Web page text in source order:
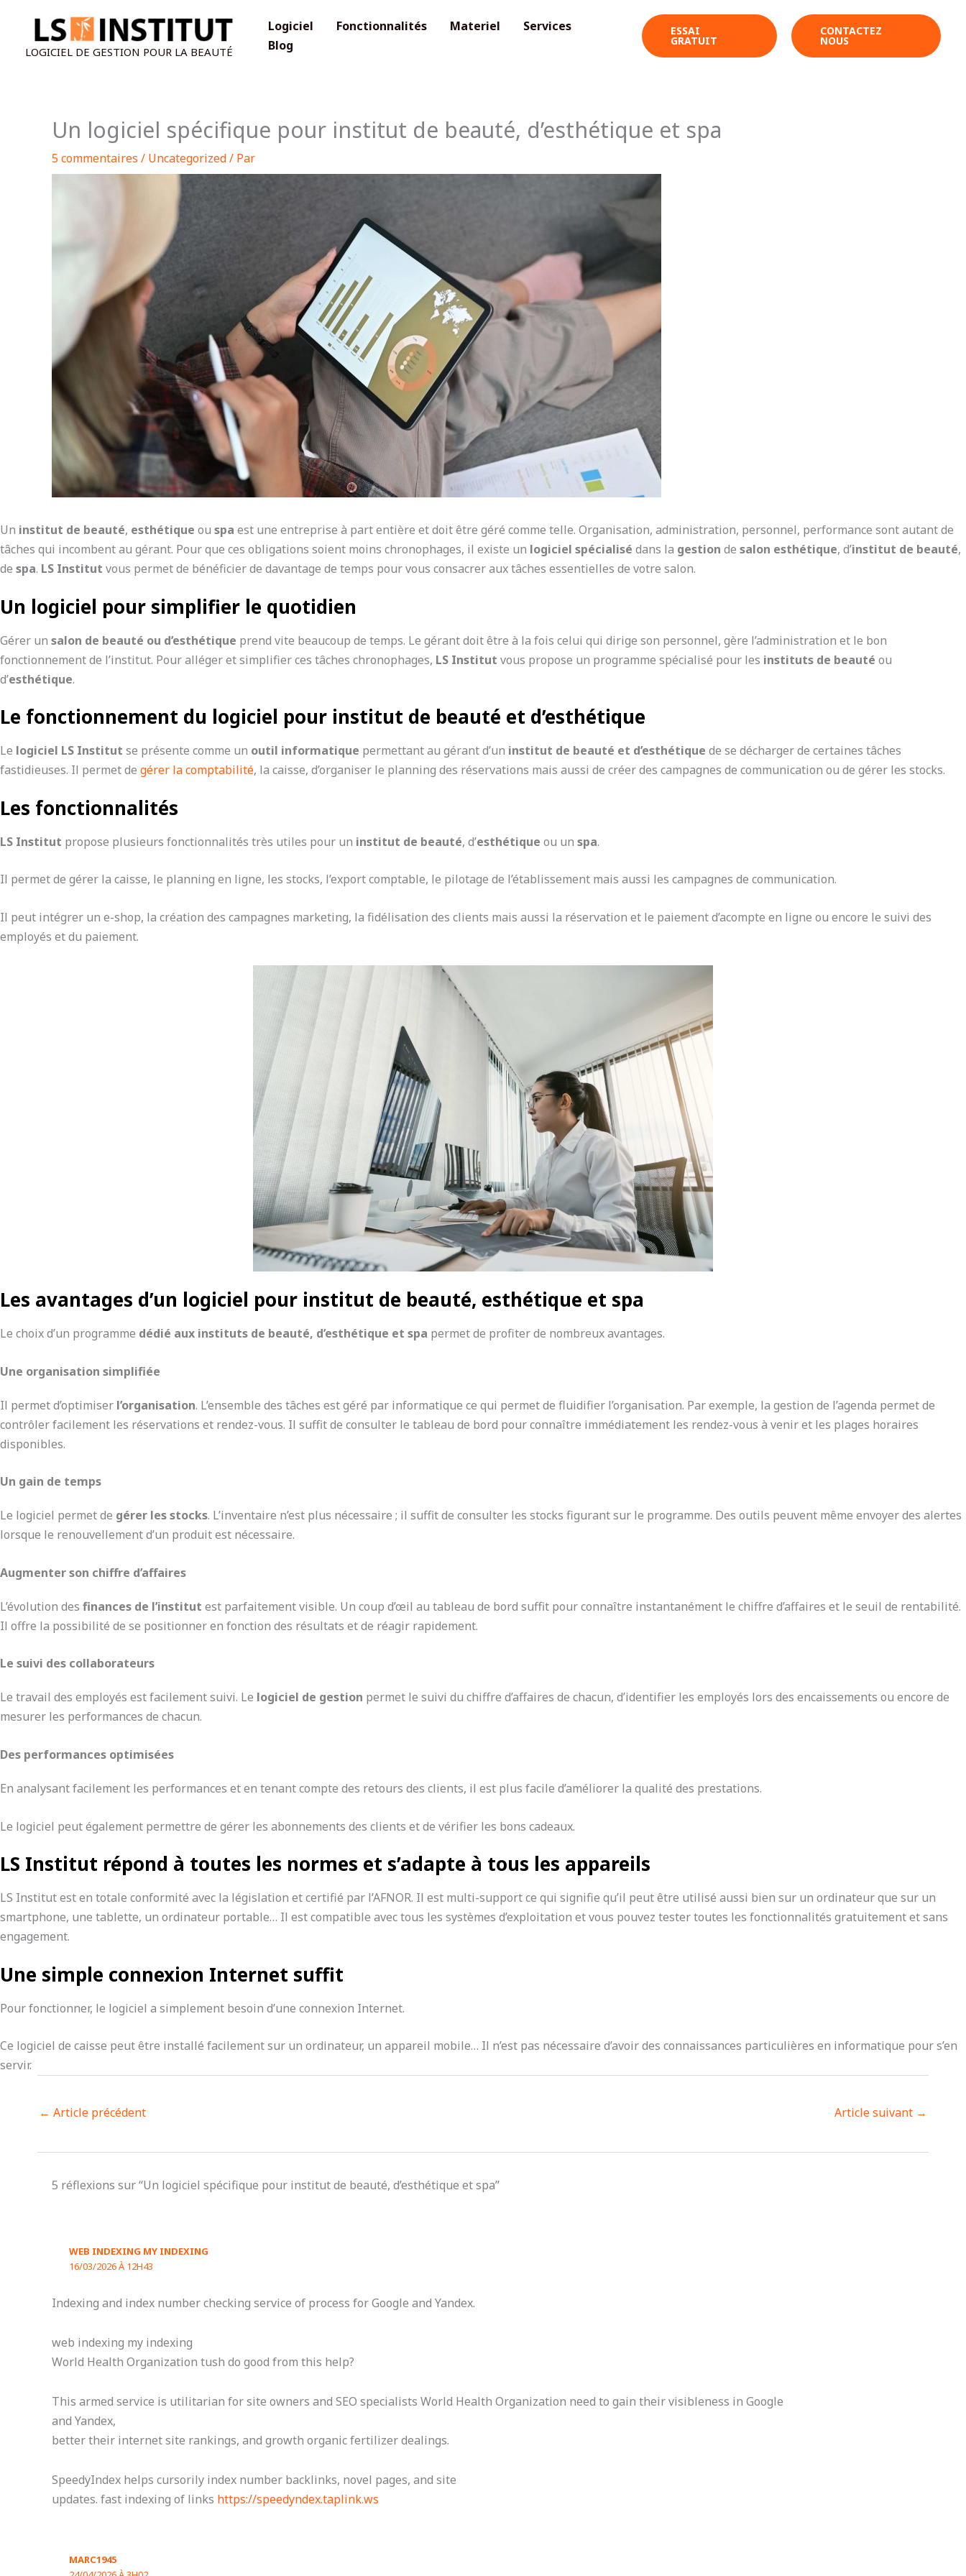
contenuLOGICIEL DE GESTION POUR LA BEAUTÉ
Logiciel Fonctionnalités Materiel
Services
Blog
ESSAI
GRATUIT
CONTACTEZ
NOUS
Un logiciel spécifique pour institut de beauté, d’esthétique et spa
5 commentaires / Uncategorized/ Par
Un institut de beauté, esthétique ou spa est une entreprise à part entière et doit être géré comme telle. Organisation, administration, personnel, performance sont autant de
tâches qui incombent au gérant. Pour que ces obligations soient moins chronophages, il existe un logiciel spécialisé dans la gestion de salon esthétique, d’institut de beauté,
de spa. LS Institut vous permet de bénéficier de davantage de temps pour vous consacrer aux tâches essentielles de votre salon.
Un logiciel pour simplifier le quotidien
Gérer un salon de beauté ou d’esthétique prend vite beaucoup de temps. Le gérant doit être à la fois celui qui dirige son personnel, gère l’administration et le bon
fonctionnement de l’institut. Pour alléger et simplifier ces tâches chronophages, LS Institut vous propose un programme spécialisé pour les instituts de beauté ou
d’esthétique.
Le fonctionnement du logiciel pour institut de beauté et d’esthétique
Le logiciel LS Institut se présente comme un outil informatique permettant au gérant d’un institut de beauté et d’esthétique de se décharger de certaines tâches
fastidieuses. Il permet de gérer la comptabilité, la caisse, d’organiser le planning des réservations mais aussi de créer des campagnes de communication ou de gérer les stocks.
Les fonctionnalités
LS Institut propose plusieurs fonctionnalités très utiles pour un institut de beauté, d’esthétique ou un spa.
Il permet de gérer la caisse, le planning en ligne, les stocks, l’export comptable, le pilotage de l’établissement mais aussi les campagnes de communication.
Il peut intégrer un e-shop, la création des campagnes marketing, la fidélisation des clients mais aussi la réservation et le paiement d’acompte en ligne ou encore le suivi des
employés et du paiement.
Les avantages d’un logiciel pour institut de beauté, esthétique et spa
Le choix d’un programme dédié aux instituts de beauté, d’esthétique et spa permet de profiter de nombreux avantages.
Une organisation simplifiée
Il permet d’optimiser l’organisation. L’ensemble des tâches est géré par informatique ce qui permet de fluidifier l’organisation. Par exemple, la gestion de l’agenda permet de
contrôler facilement les réservations et rendez-vous. Il suffit de consulter le tableau de bord pour connaître immédiatement les rendez-vous à venir et les plages horaires
disponibles.
Un gain de temps
Le logiciel permet de gérer les stocks. L’inventaire n’est plus nécessaire ; il suffit de consulter les stocks figurant sur le programme. Des outils peuvent même envoyer des alertes
lorsque le renouvellement d’un produit est nécessaire.
Augmenter son chiffre d’affaires
L’évolution des finances de l’institut est parfaitement visible. Un coup d’œil au tableau de bord suffit pour connaître instantanément le chiffre d’affaires et le seuil de rentabilité.
Il offre la possibilité de se positionner en fonction des résultats et de réagir rapidement.
Le suivi des collaborateurs
Le travail des employés est facilement suivi. Le logiciel de gestion permet le suivi du chiffre d’affaires de chacun, d’identifier les employés lors des encaissements ou encore de
mesurer les performances de chacun.
Des performances optimisées
En analysant facilement les performances et en tenant compte des retours des clients, il est plus facile d’améliorer la qualité des prestations.
Le logiciel peut également permettre de gérer les abonnements des clients et de vérifier les bons cadeaux.
LS Institut répond à toutes les normes et s’adapte à tous les appareils
LS Institut est en totale conformité avec la législation et certifié par l’AFNOR. Il est multi-support ce qui signifie qu’il peut être utilisé aussi bien sur un ordinateur que sur un
smartphone, une tablette, un ordinateur portable… Il est compatible avec tous les systèmes d’exploitation et vous pouvez tester toutes les fonctionnalités gratuitement et sans
engagement.
Une simple connexion Internet suffit
Pour fonctionner, le logiciel a simplement besoin d’une connexion Internet.
Ce logiciel de caisse peut être installé facilement sur un ordinateur, un appareil mobile… Il n’est pas nécessaire d’avoir des connaissances particulières en informatique pour s’en
servir.
← Article précédent Article suivant →
5 réflexions sur “Un logiciel spécifique pour institut de beauté, d’esthétique et spa”
WEB INDEXING MY INDEXING
16/03/2026 À 12H43
Indexing and index number checking service of process for Google and Yandex.
web indexing my indexing
World Health Organization tush do good from this help?
This armed service is utilitarian for site owners and SEO specialists World Health Organization need to gain their visibleness in Google
and Yandex,
better their internet site rankings, and growth organic fertilizer dealings.
SpeedyIndex helps cursorily index number backlinks, novel pages, and site
updates. fast indexing of links https://speedyndex.taplink.ws
MARC1945